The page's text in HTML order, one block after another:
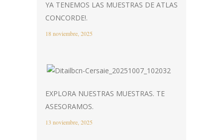
YA TENEMOS LAS MUESTRAS DE ATLAS
CONCORDE!.
18 noviembre, 2025
EXPLORA NUESTRAS MUESTRAS. TE
ASESORAMOS.
13 noviembre, 2025